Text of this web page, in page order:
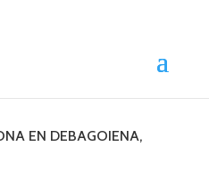
EN DEBAGOIENA,